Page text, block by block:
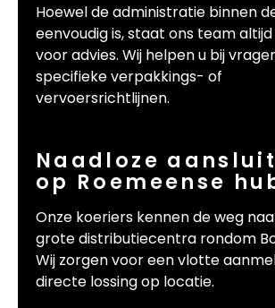
Hoewel de administratie binnen
eenvoudig is, staat ons team
voor advies. Wij helpen u bij
specifieke verpakkings- of
vervoersrichtlijnen.
Naadloze
op Roemeense
Onze koeriers kennen de weg
grote distributiecentra rondom
Wij zorgen voor een vlotte
directe lossing op locatie.